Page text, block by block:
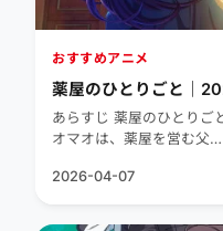
おすすめアニメ
薬屋のひとりごと｜
あらすじ 薬屋のひとりご
オマオは、薬屋を営む父…
2026-04-07